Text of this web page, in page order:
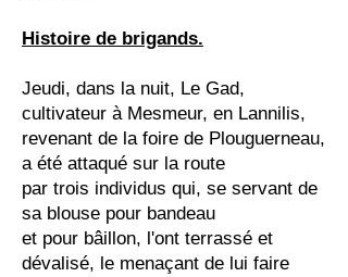
Histoire de brigands.
Jeudi, dans la nuit, Le Gad,
cultivateur à Mesmeur, en Lannilis,
revenant de la foire de Plouguerneau,
a été attaqué sur la route
par trois individus qui, se servant de
sa blouse pour bandeau
et pour bâillon, l'ont terrassé et
dévalisé, le menaçant de lui faire